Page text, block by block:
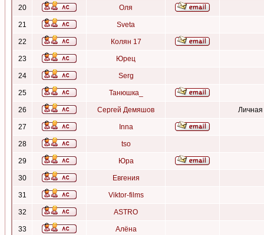
20 Оля
21 Sveta
22 Колян 17
23 Юрец
24 Serg
25 Танюшка_
26 Сергей Демяшов Личная
27 Inna
28 tso
29 Юра
30 Евгения
31 Viktor-films
32 ASTRO
33 Алёна